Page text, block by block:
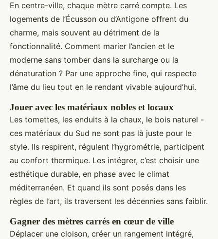
En centre-ville, chaque mètre carré compte. Les
logements de l’Écusson ou d’Antigone offrent du
charme, mais souvent au détriment de la
fonctionnalité. Comment marier l’ancien et le
moderne sans tomber dans la surcharge ou la
dénaturation ? Par une approche fine, qui respecte
l’âme du lieu tout en le rendant vivable aujourd’hui.
Jouer avec les matériaux nobles et locaux
Les tomettes, les enduits à la chaux, le bois naturel -
ces matériaux du Sud ne sont pas là juste pour le
style. Ils respirent, régulent l’hygrométrie, participent
au confort thermique. Les intégrer, c’est choisir une
esthétique durable, en phase avec le climat
méditerranéen. Et quand ils sont posés dans les
règles de l’art, ils traversent les décennies sans faiblir.
Gagner des mètres carrés en cœur de ville
Déplacer une cloison, créer un rangement intégré,